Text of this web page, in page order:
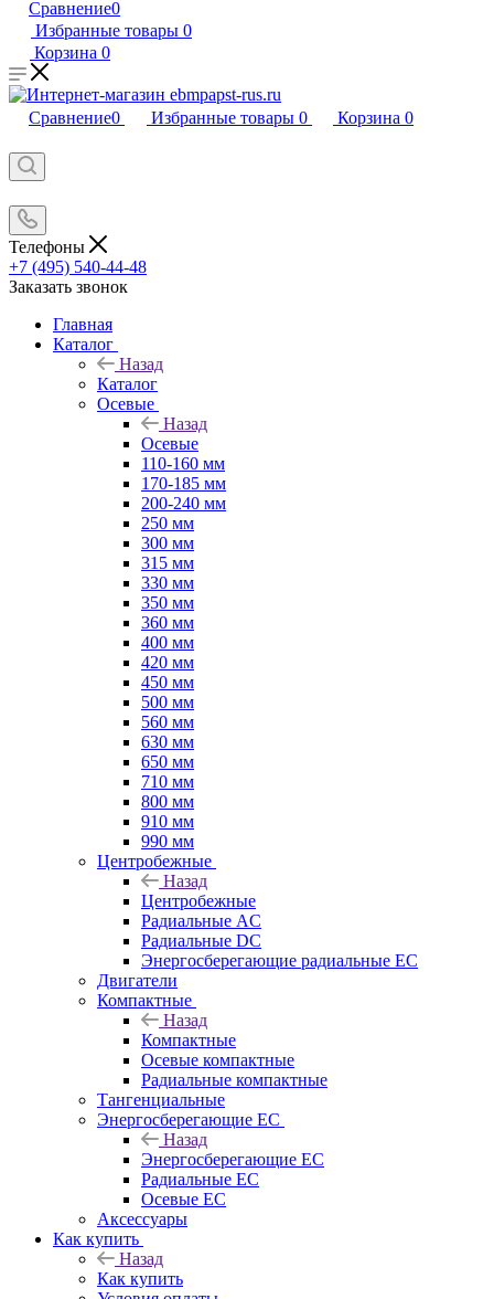
Сравнение0
Избранные товары 0
Корзина 0
Сравнение0 Избранные товары 0 Корзина 0
Телефоны
+7 (495) 540-44-48
Заказать звонок
Главная
Каталог
Назад
Каталог
Осевые
Назад
Осевые
110-160 мм
170-185 мм
200-240 мм
250 мм
300 мм
315 мм
330 мм
350 мм
360 мм
400 мм
420 мм
450 мм
500 мм
560 мм
630 мм
650 мм
710 мм
800 мм
910 мм
990 мм
Центробежные
Назад
Центробежные
Радиальные AC
Радиальные DC
Энергосберегающие радиальные EC
Двигатели
Компактные
Назад
Компактные
Осевые компактные
Радиальные компактные
Тангенциальные
Энергосберегающие EC
Назад
Энергосберегающие EC
Радиальные EC
Осевые EC
Аксессуары
Как купить
Назад
Как купить